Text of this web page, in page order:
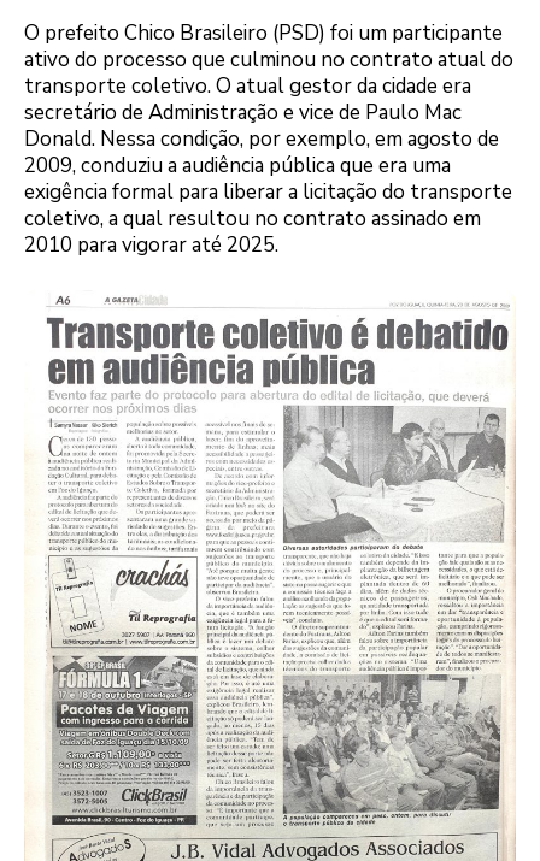
O prefeito Chico Brasileiro (PSD) foi um participante
ativo do processo que culminou no contrato atual do
transporte coletivo. O atual gestor da cidade era
secretário de Administração e vice de Paulo Mac
Donald. Nessa condição, por exemplo, em agosto de
2009, conduziu a audiência pública que era uma
exigência formal para liberar a licitação do transporte
coletivo, a qual resultou no contrato assinado em
2010 para vigorar até 2025.